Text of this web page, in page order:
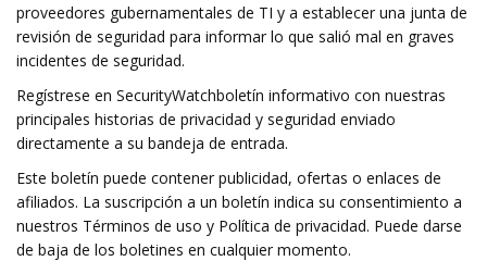
proveedores gubernamentales de TI y a establecer una junta de
revisión de seguridad para informar lo que salió mal en graves
incidentes de seguridad.
Regístrese en SecurityWatchboletín informativo con nuestras
principales historias de privacidad y seguridad enviado
directamente a su bandeja de entrada.
Este boletín puede contener publicidad, ofertas o enlaces de
afiliados. La suscripción a un boletín indica su consentimiento a
nuestros Términos de uso y Política de privacidad. Puede darse
de baja de los boletines en cualquier momento.